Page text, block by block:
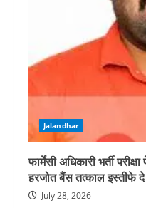
Jalandhar
फार्मेसी अधिकारी भर्ती
हरजोत बैंस तत्काल इस्तीफे
July 28, 2026